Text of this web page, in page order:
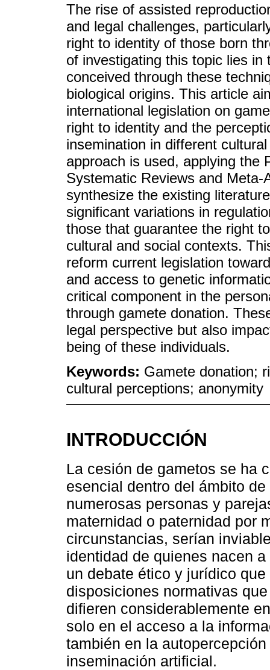
The rise of assisted
and legal challenges,
right to identity of those born
of investigating this topic lies
conceived through these
biological origins. This article
international legislation on
right to identity and the
insemination in different
approach is used, applying the
Systematic Reviews and
synthesize the existing
significant variations in
those that guarantee the right
cultural and social contexts.
reform current legislation
and access to genetic
critical component in the
through gamete donation.
legal perspective but also
being of these individuals.
Keywords: Gamete donation;
cultural perceptions; anonymity
INTRODUCCIÓN
La cesión de gametos se ha
esencial dentro del ámbito
numerosas personas y
maternidad o paternidad por
circunstancias, serían
identidad de quienes nacen
un debate ético y jurídico
disposiciones normativas
difieren considerablemente
solo en el acceso a la
también en la
inseminación artificial.